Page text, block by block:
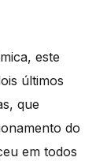
este
últimos
que
do
em todos